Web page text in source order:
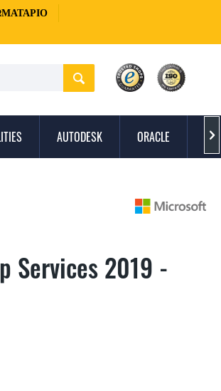
AUTODESK ORACLE 
Services 2019 -